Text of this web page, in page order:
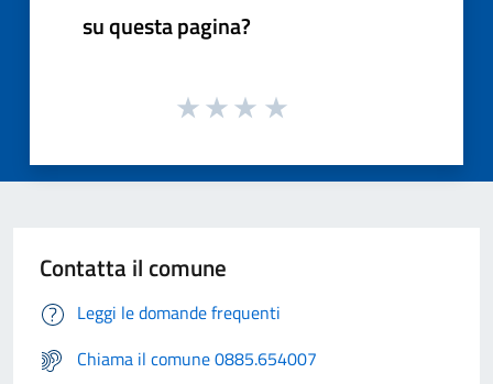
su questa pagina?
Contatta il comune
Leggi le domande frequenti
Chiama il comune 0885.654007